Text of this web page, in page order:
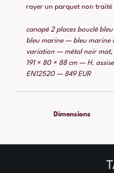
rayer un parquet non traité
canapé 2 places bouclé
bleu marine — bleu marine
variation — métal noir mat,
191 × 80 × 88 cm — H.
EN12520 — 849 EUR
Dimensions